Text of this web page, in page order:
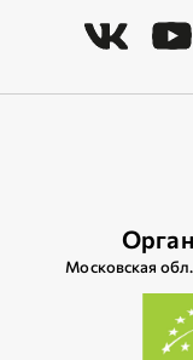
Московская